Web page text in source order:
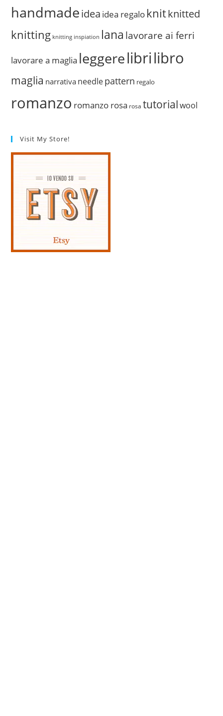
handmadeidea idea regalo knitknitted
knitting knitting inspiation lana lavorare ai ferri
lavorare a maglia leggerelibrilibro
maglia narrativa needlepattern regalo
romanzo romanzo rosa rosa tutorial wool
Visit My Store!